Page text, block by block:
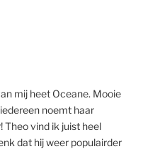
mij heet Oceane. Mooie
noemt haar
Theo vind ik juist heel
dat hij weer populairder